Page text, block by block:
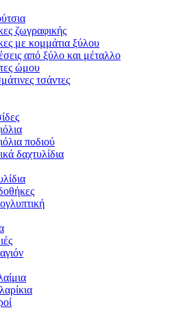
ζωγραφικής
με κομμάτια ξύλου
από ξύλο και μέταλλο
ώμου
τσάντες
ποδιού
δαχτυλίδια